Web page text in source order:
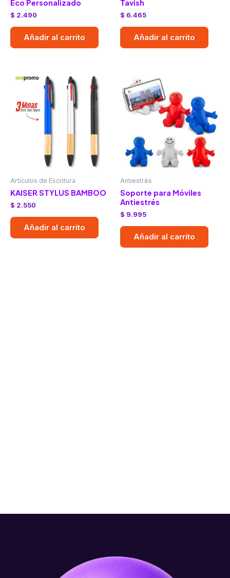
Eco Personalizado
$ 2.490
Añadir al carrito
Tavish
$ 6.465
Añadir al carrito
Artículos de Escritura
KAISER STYLUS BAMBOO
$ 2.550
Añadir al carrito
Antiestrés
Soporte para Móviles
Antiestrés
$ 9.995
Añadir al carrito